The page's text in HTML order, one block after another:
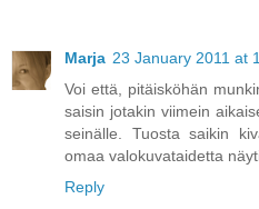
Marja 23 January 2011 at
Voi että, pitäisköhän
saisin jotakin viimein
seinälle. Tuosta saikin
omaa valokuvataidetta
Reply